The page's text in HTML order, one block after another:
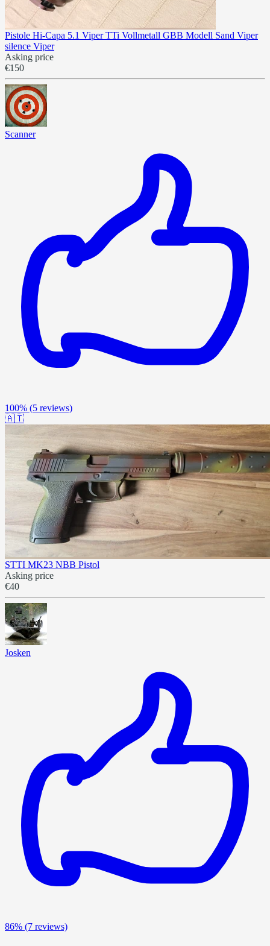
Pistole Hi-Capa 5.1 Viper TTi Vollmetall GBB Modell Sand Viper
silence Viper
Asking price
€150
Scanner
100% (5 reviews)
🇦🇹
STTI MK23 NBB Pistol
Asking price
€40
Josken
86% (7 reviews)